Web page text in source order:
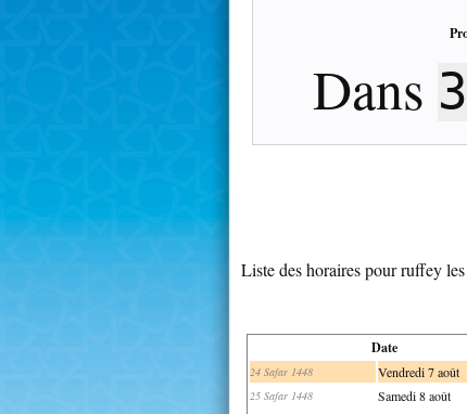
Dans 3
Liste des horaires pour ruffey
Date
24 Safar 1448 Vendredi 7 août
25 Safar 1448 Samedi 8 août